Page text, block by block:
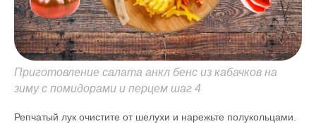
Приготовление салата анкл бенс из кабачков на
зиму с помидорами и перцем шаг 4
Репчатый лук очистите от шелухи и нарежьте полукольцами.